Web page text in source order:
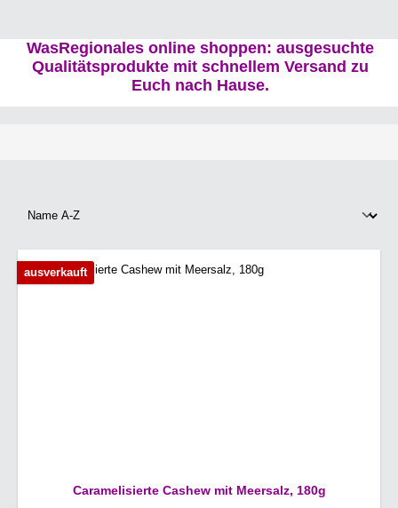
WasRegionales online shoppen: ausgesuchte
Qualitätsprodukte mit schnellem Versand zu
Euch nach Hause.
ausverkauft
Caramelisierte Cashew mit Meersalz, 180g